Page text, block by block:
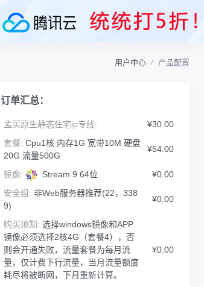
用户中心 产品配置
订单汇总：
孟买原生静态住宅ip专线:
¥30.00
套餐: Cpu1核 内存1G 宽带10M 硬盘
20G 流量500G
¥54.00
镜像: Stream 9 64位
¥0.00
安全组: 非Web服务器推荐(22，338
9)
¥0.00
购买须知: 选择windows镜像和APP
镜像必须选择2核4G（套餐4），否
则会开通失败，流量套餐为每月流
量，仅计费下行流量，当月流量额度
耗尽将被断网，下月重新计算。
¥0.00